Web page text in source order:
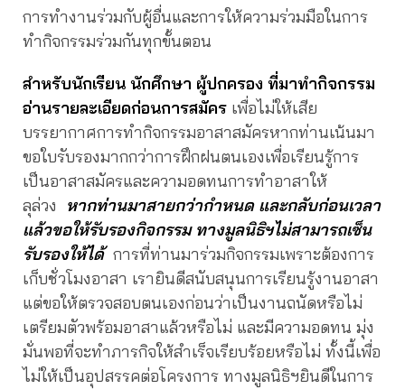
การทำงานร่วมกับผู้อื่นและการให้ความร่วมมือในการ
ทำกิจกรรมร่วมกันทุกขั้นตอน
สำหรับนักเรียน นักศึกษา ผู้ปกครอง ที่มาทำกิจกรรม
อ่านรายละเอียดก่อนการสมัคร เพื่อไม่ให้เสีย
บรรยากาศการทำกิจกรรมอาสาสมัครหากท่านเน้นมา
ขอใบรับรองมากกว่าการฝึกฝนตนเองเพื่อเรียนรู้การ
เป็นอาสาสมัครและความอดทนการทำอาสาให้
ลุล่วง หากท่านมาสายกว่ากำหนด และกลับก่อนเวลา
แล้วขอให้รับรองกิจกรรม ทางมูลนิธิฯไม่สามารถเซ็น
รับรองให้ได้ การที่ท่านมาร่วมกิจกรรมเพราะต้องการ
เก็บชั่วโมงอาสา เรายินดีสนับสนุนการเรียนรู้งานอาสา
แต่ขอให้ตรวจสอบตนเองก่อนว่าเป็นงานถนัดหรือไม่
เตรียมตัวพร้อมอาสาแล้วหรือไม่ และมีความอดทน มุ่ง
มั่นพอที่จะทำภารกิจให้สำเร็จเรียบร้อยหรือไม่ ทั้งนี้เพื่อ
ไม่ให้เป็นอุปสรรคต่อโครงการ ทางมูลนิธิฯยินดีในการ